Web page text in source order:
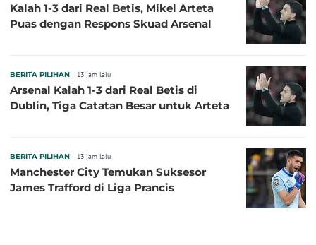
Kalah 1-3 dari Real Betis, Mikel Arteta
Puas dengan Respons Skuad Arsenal
BERITA PILIHAN 13 jam lalu
Arsenal Kalah 1-3 dari Real Betis di
Dublin, Tiga Catatan Besar untuk Arteta
BERITA PILIHAN 13 jam lalu
Manchester City Temukan Suksesor
James Trafford di Liga Prancis